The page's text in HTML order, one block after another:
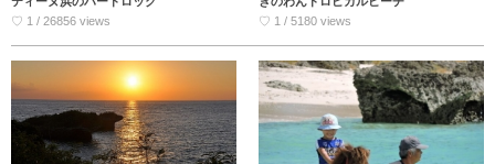
♡ 1 / 26856 views
♡ 1 / 5180 views